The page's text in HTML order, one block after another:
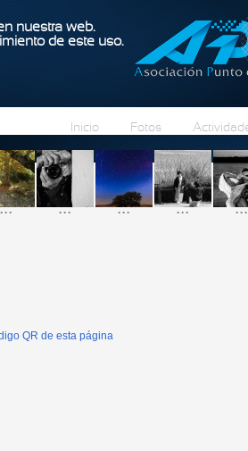
nuestra web.
de este uso.
Pasar al contenido
Inicio Fotos
... ... ... ... ...
QR de esta página